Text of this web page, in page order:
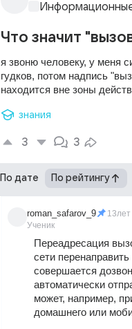
Что значит
я звоню человеку, у меня
гудков, потом надпись
находится вне зоны
знания
3 3
По дате По рейтингу
roman_safarov_9
Ученик
13лет
Переадресация
сети
совершается
автоматически
может, например,
домашнего или